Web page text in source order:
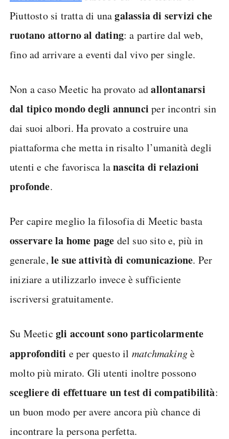
Piuttosto si tratta di unagalassia di servizi che
ruotano attorno al dating: a partire dal web,
fino ad arrivare a eventi dal vivo per single.
Non a caso Meetic ha provato adallontanarsi
dal tipico mondo degli annunci per incontri sin
dai suoi albori. Ha provato a costruire una
piattaforma che metta in risalto l’umanità degli
utenti e che favorisca lanascita di relazioni
profonde.
Per capire meglio la filosofia di Meetic basta
osservare la home page del suo sito e, più in
generale, le sue attività di comunicazione. Per
iniziare a utilizzarlo invece è sufficiente
iscriversi gratuitamente.
Su Meetic gli account sono particolarmente
approfonditi e per questo il matchmakingè
molto più mirato. Gli utenti inoltre possono
scegliere di effettuare un test di compatibilità:
un buon modo per avere ancora più chance di
incontrare la persona perfetta.